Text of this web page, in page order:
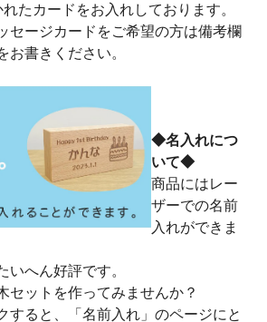
たカードをお入れしております。
セージカードをご希望の方は備考欄
お書きください。
◆名入れにつ
いて◆
商品にはレー
ザーでの名前
入れができま
いへん好評です。
セットを作ってみませんか？
すると、「名前入れ」のページにと